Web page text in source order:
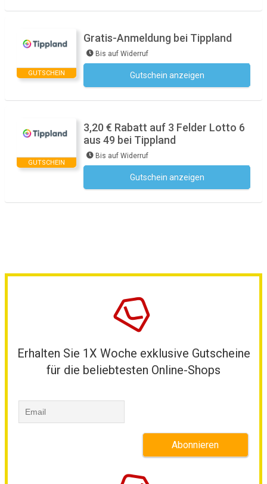
GUTSCHEIN
Gratis-Anmeldung bei Tippland
Bis auf Widerruf
Gutschein anzeigen
GUTSCHEIN
3,20 € Rabatt auf 3 Felder Lotto 6
aus 49 bei Tippland
Bis auf Widerruf
Gutschein anzeigen
Erhalten Sie 1X Woche exklusive Gutscheine
für die beliebtesten Online-Shops